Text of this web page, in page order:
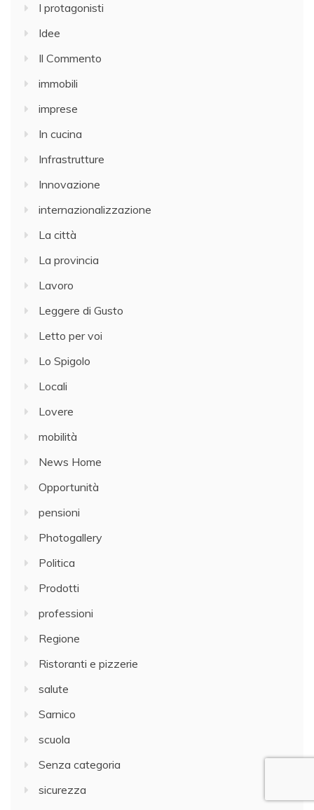
I protagonisti
Idee
Il Commento
immobili
imprese
In cucina
Infrastrutture
Innovazione
internazionalizzazione
La città
La provincia
Lavoro
Leggere di Gusto
Letto per voi
Lo Spigolo
Locali
Lovere
mobilità
News Home
Opportunità
pensioni
Photogallery
Politica
Prodotti
professioni
Regione
Ristoranti e pizzerie
salute
Sarnico
scuola
Senza categoria
sicurezza